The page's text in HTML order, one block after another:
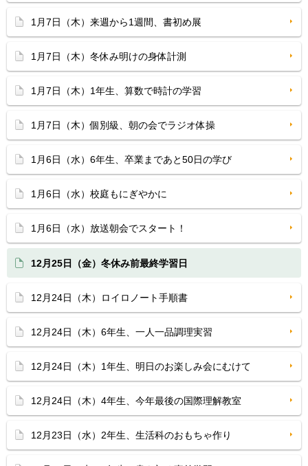
1月7日（木）来週から1週間、書初め展
1月7日（木）冬休み明けの身体計測
1月7日（木）1年生、算数で時計の学習
1月7日（木）個別級、朝の会でラジオ体操
1月6日（水）6年生、卒業まであと50日の学び
1月6日（水）校庭もにぎやかに
1月6日（水）放送朝会でスタート！
12月25日（金）冬休み前最終学習日
12月24日（木）ロイロノート手順書
12月24日（木）6年生、一人一品調理実習
12月24日（木）1年生、明日のお楽しみ会にむけて
12月24日（木）4年生、今年最後の国際理解教室
12月23日（水）2年生、生活科のおもちゃ作り